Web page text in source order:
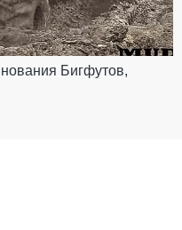
Бигфутов,